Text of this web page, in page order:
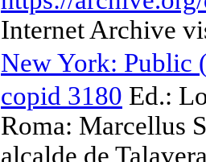
Internet Archive
New York: Public
copid 3180 Ed.:
Roma: Marcellus
alcalde de